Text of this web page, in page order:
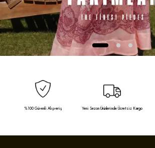
%100 Güvenli Alışveriş Yeni Sezon Ürünlerinde Ücretsiz Kargo